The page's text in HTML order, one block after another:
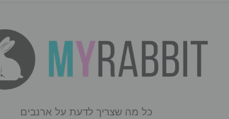
כל מה שצריך לדעת על ארנבים